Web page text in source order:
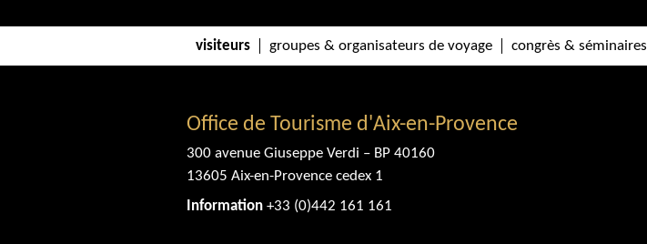
visiteurs groupes & organisateurs de voyage congrès & séminaires
Office de Tourisme d'Aix-en-Provence
300 avenue Giuseppe Verdi – BP 40160
13605 Aix-en-Provence cedex 1
Information+33 (0)442 161 161